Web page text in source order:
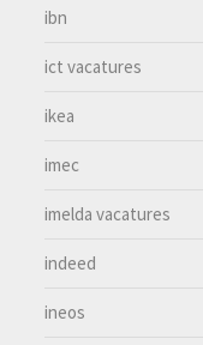
ibn
ict vacatures
ikea
imec
imelda vacatures
indeed
ineos